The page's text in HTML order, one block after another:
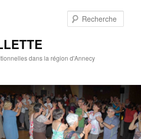
dans la région d'Annecy